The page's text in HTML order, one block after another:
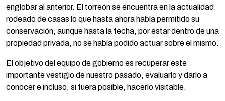
englobar al anterior. El torreón se encuentra en la actualidad
rodeado de casas lo que hasta ahora había permitido su
conservación, aunque hasta la fecha, por estar dentro de una
propiedad privada, no se había podido actuar sobre el mismo.
El objetivo del equipo de gobierno es recuperar este
importante vestigio de nuestro pasado, evaluarlo y darlo a
conocer e incluso, si fuera posible, hacerlo visitable.